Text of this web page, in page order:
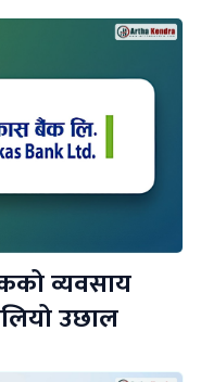
व्यवसाय
उछाल